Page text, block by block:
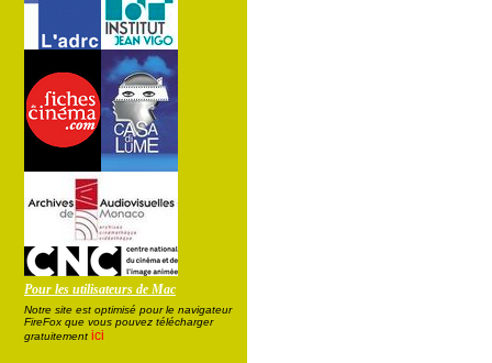
Pour les utilisateurs de Mac
Notre site est optimisé pour le navigateur
FireFox que vous pouvez télécharger
gratuitement ici